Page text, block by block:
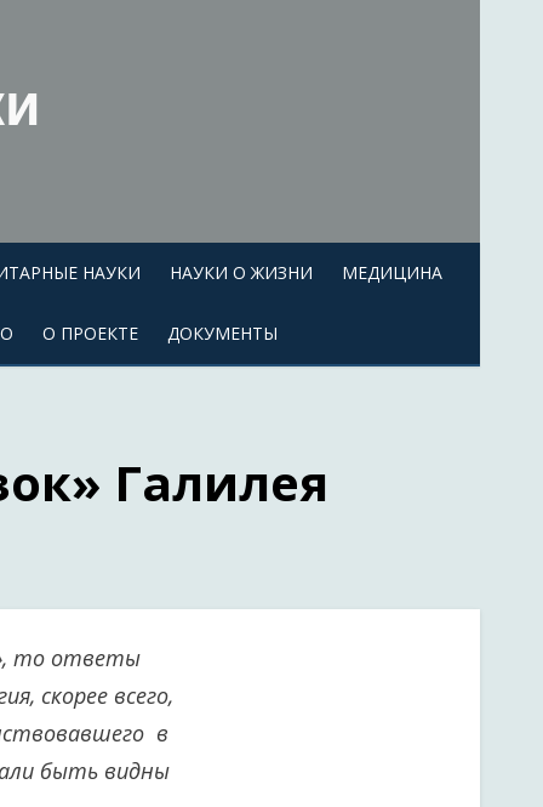
НАУКИ НАУКИ О ЖИЗНИ МЕДИЦИНА
О ПРОЕКТЕ ДОКУМЕНТЫ
Галилея
то ответы
скорее всего,
в
быть видны